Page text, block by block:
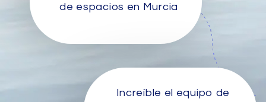
de espacios en Murcia
Increíble el equipo de